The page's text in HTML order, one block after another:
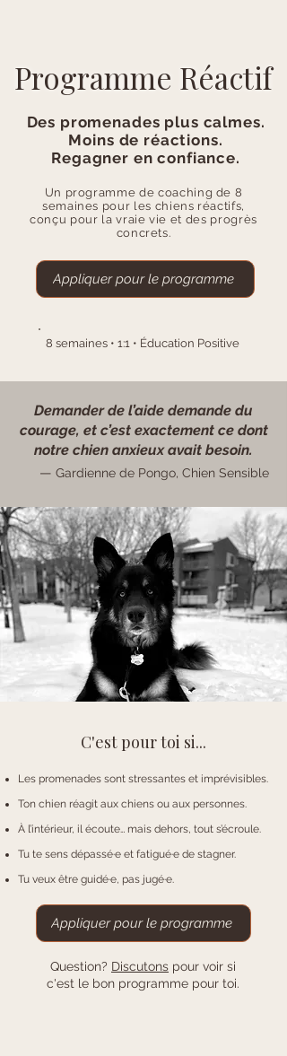
Programme Réactif
Des promenades plus calmes.
Moins de réactions.
Regagner en confiance.
Un programme de coaching de 8
semaines pour les chiens réactifs,
conçu pour la vraie vie et des progrès
concrets.
Appliquer pour le programme
8 semaines • 1:1 • Éducation Positive
Demander de l’aide demande du
courage, et c’est exactement ce dont
notre chien anxieux avait besoin.
— Gardienne de Pongo, Chien Sensible
C'est pour toi si...
Les promenades sont stressantes et imprévisibles.
Ton chien réagit aux chiens ou aux personnes.
À l’intérieur, il écoute… mais dehors, tout s’écroule.
Tu te sens dépassé·e et fatigué·e de stagner.
Tu veux être guidé·e, pas jugé·e.
Appliquer pour le programme
Question? Discutons pour voir si
c'est le bon programme pour toi.